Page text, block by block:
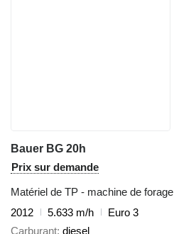
Bauer BG 20h
Prix sur demande
Matériel de TP - machine de forage
2012
5.633 m/h
Euro 3
Carburant diesel